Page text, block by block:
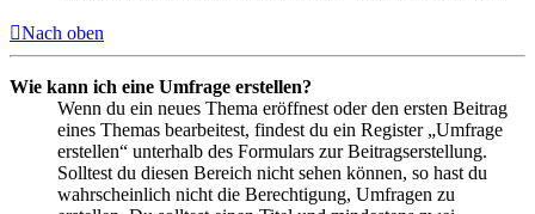
Nach oben
Wie kann ich eine Umfrage erstellen?
Wenn du ein neues Thema eröffnest oder den ersten Beitrag
eines Themas bearbeitest, findest du ein Register „Umfrage
erstellen“ unterhalb des Formulars zur Beitragserstellung.
Solltest du diesen Bereich nicht sehen können, so hast du
wahrscheinlich nicht die Berechtigung, Umfragen zu